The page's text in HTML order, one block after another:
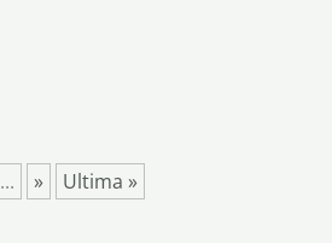
... » Ultima »